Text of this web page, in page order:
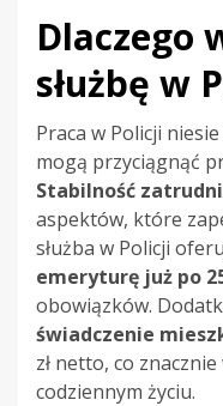
Dlaczego
służbę w
Praca w Policji
mogą przyciągnąć
Stabilność
aspektów, które
służba w Policji
emeryturę już po
obowiązków.
świadczenie
zł netto, co
codziennym życiu.